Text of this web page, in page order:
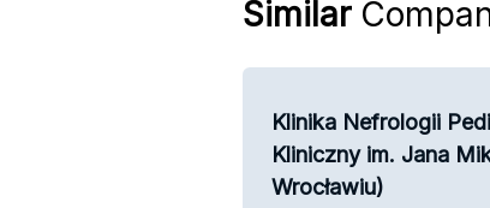
Similar
Klinika Nefrologii
Kliniczny im. Jana
Wrocławiu)